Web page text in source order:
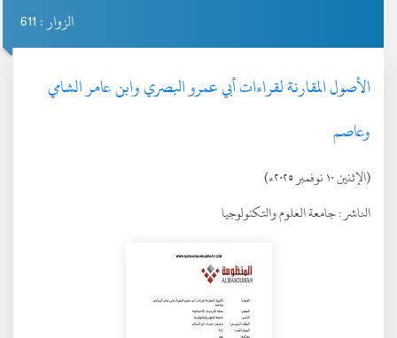
الزوار : 611
الأصول المقارنة لقراءات أبي عمرو البصري وابن عامر الشامي
وعاصم
(الإثنين ١٠ نوفمبر ٢٠٢٥ء)
الناشر :جامعة العلوم والتكنولوجيا